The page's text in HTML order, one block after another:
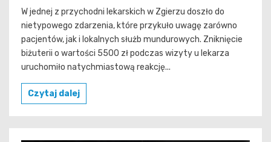
W jednej z przychodni lekarskich w Zgierzu doszło do
nietypowego zdarzenia, które przykuło uwagę zarówno
pacjentów, jak i lokalnych służb mundurowych. Zniknięcie
biżuterii o wartości 5500 zł podczas wizyty u lekarza
uruchomiło natychmiastową reakcję...
Czytaj dalej